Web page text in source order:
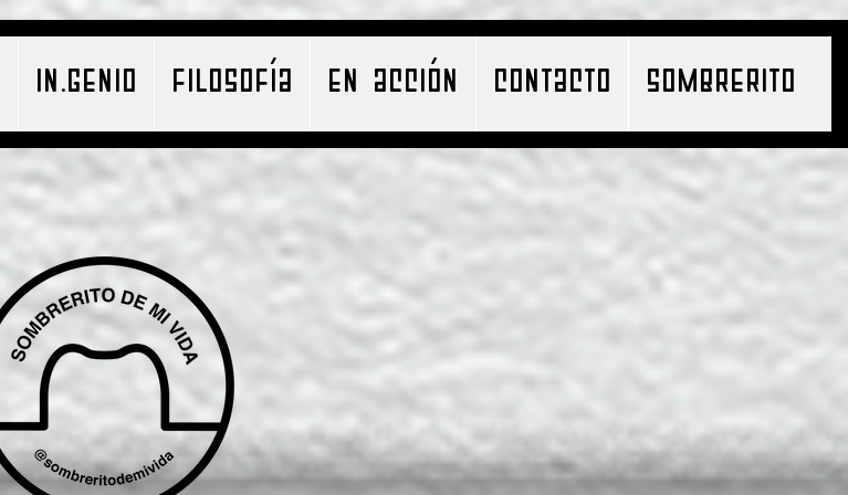
IN.GENIO FILOSOFÍA EN ACCIÓN CONTACTO SOMBRERITO